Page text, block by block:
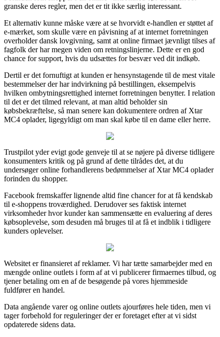
granske deres regler, men det er tit ikke særlig interessant.
Et alternativ kunne måske være at se hvorvidt e-handlen er støttet af
e-mærket, som skulle være en påvisning af at internet forretningen
overholder dansk lovgivning, samt at online firmaet jævnligt tilses af
fagfolk der har megen viden om retningslinjerne. Dette er en god
chance for support, hvis du udsættes for besvær ved dit indkøb.
Dertil er det fornuftigt at kunden er hensynstagende til de mest vitale
bestemmelser der har indvirkning på bestillingen, eksempelvis
hvilken ombytningsrettighed internet forretningen benytter. I relation
til det er det tilmed relevant, at man altid beholder sin
købsbekræftelse, så man senere kan dokumentere ordren af Xtar
MC4 oplader, ligegyldigt om man skal købe til en dame eller herre.
Trustpilot yder evigt gode genveje til at se nøjere på diverse tidligere
konsumenters kritik og på grund af dette tilrådes det, at du
undersøger online forhandlerens bedømmelser af Xtar MC4 oplader
forinden du shopper.
Facebook fremskaffer lignende altid fine chancer for at få kendskab
til e-shoppens troværdighed. Derudover ses faktisk internet
virksomheder hvor kunder kan sammensætte en evaluering af deres
købsoplevelse, som desuden må bruges til at få et indblik i tidligere
kunders oplevelser.
Websitet er finansieret af reklamer. Vi har tætte samarbejder med en
mængde online outlets i form af at vi publicerer firmaernes tilbud, og
tjener betaling om en af de besøgende på vores hjemmeside
fuldfører en handel.
Data angående varer og online outlets ajourføres hele tiden, men vi
tager forbehold for reguleringer der er foretaget efter at vi sidst
opdaterede sidens data.